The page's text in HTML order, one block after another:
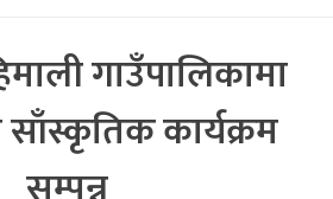
गाउँपालिकामा
कार्यक्रम